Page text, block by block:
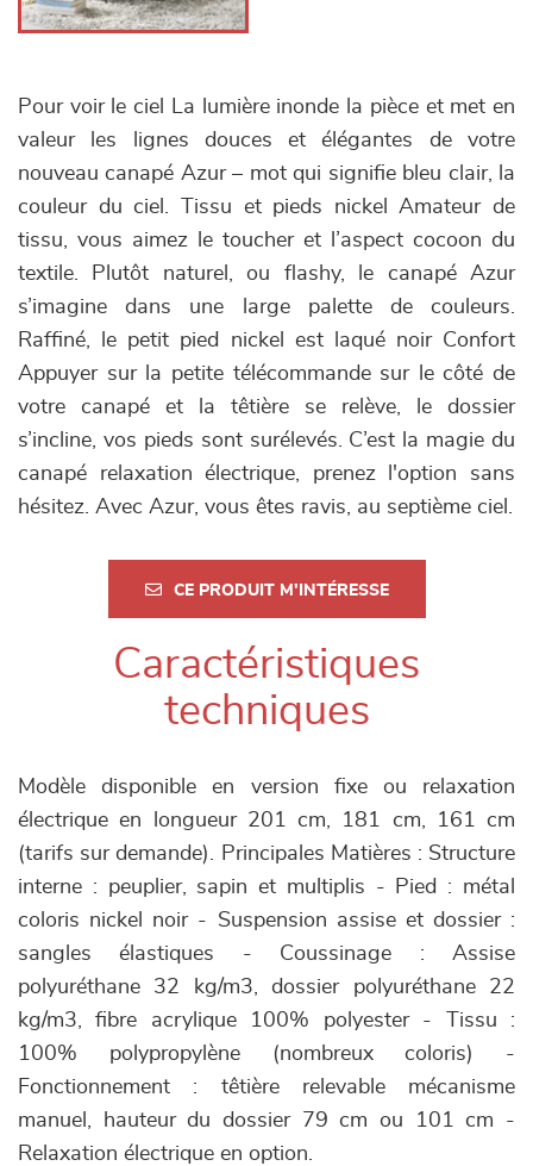
Pour voir le ciel La lumière inonde la pièce et met en
valeur les lignes douces et élégantes de votre
nouveau canapé Azur – mot qui signifie bleu clair, la
couleur du ciel. Tissu et pieds nickel Amateur de
tissu, vous aimez le toucher et l’aspect cocoon du
textile. Plutôt naturel, ou flashy, le canapé Azur
s’imagine dans une large palette de couleurs.
Raffiné, le petit pied nickel est laqué noir Confort
Appuyer sur la petite télécommande sur le côté de
votre canapé et la têtière se relève, le dossier
s’incline, vos pieds sont surélevés. C’est la magie du
canapé relaxation électrique, prenez l'option sans
hésitez. Avec Azur, vous êtes ravis, au septième ciel.
CE PRODUIT M'INTÉRESSE
Caractéristiques
techniques
Modèle disponible en version fixe ou relaxation
électrique en longueur 201 cm, 181 cm, 161 cm
(tarifs sur demande). Principales Matières : Structure
interne : peuplier, sapin et multiplis - Pied : métal
coloris nickel noir - Suspension assise et dossier :
sangles élastiques - Coussinage : Assise
polyuréthane 32 kg/m3, dossier polyuréthane 22
kg/m3, fibre acrylique 100% polyester - Tissu :
100% polypropylène (nombreux coloris) -
Fonctionnement : têtière relevable mécanisme
manuel, hauteur du dossier 79 cm ou 101 cm -
Relaxation électrique en option.